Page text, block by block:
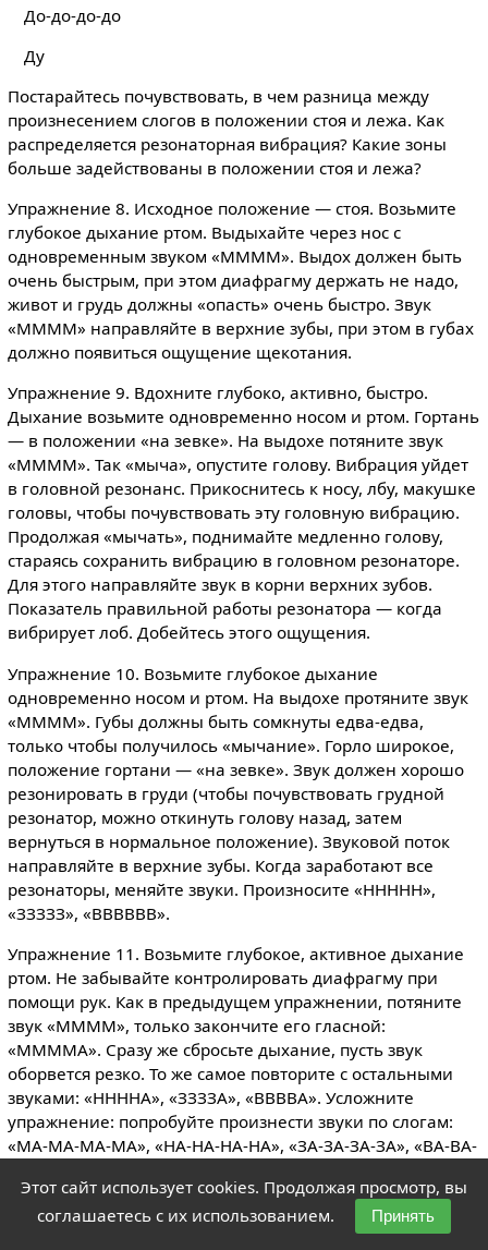
До-до-до-до
Ду
Постарайтесь почувствовать, в чем разница между
произнесением слогов в положении стоя и лежа. Как
распределяется резонаторная вибрация? Какие зоны
больше задействованы в положении стоя и лежа?
Упражнение 8. Исходное положение — стоя. Возьмите
глубокое дыхание ртом. Выдыхайте через нос с
одновременным звуком «ММММ». Выдох должен быть
очень быстрым, при этом диафрагму держать не надо,
живот и грудь должны «опасть» очень быстро. Звук
«ММММ» направляйте в верхние зубы, при этом в губах
должно появиться ощущение щекотания.
Упражнение 9. Вдохните глубоко, активно, быстро.
Дыхание возьмите одновременно носом и ртом. Гортань
— в положении «на зевке». На выдохе потяните звук
«ММММ». Так «мыча», опустите голову. Вибрация уйдет
в головной резонанс. Прикоснитесь к носу, лбу, макушке
головы, чтобы почувствовать эту головную вибрацию.
Продолжая «мычать», поднимайте медленно голову,
стараясь сохранить вибрацию в головном резонаторе.
Для этого направляйте звук в корни верхних зубов.
Показатель правильной работы резонатора — когда
вибрирует лоб. Добейтесь этого ощущения.
Упражнение 10. Возьмите глубокое дыхание
одновременно носом и ртом. На выдохе протяните звук
«ММММ». Губы должны быть сомкнуты едва-едва,
только чтобы получилось «мычание». Горло широкое,
положение гортани — «на зевке». Звук должен хорошо
резонировать в груди (чтобы почувствовать грудной
резонатор, можно откинуть голову назад, затем
вернуться в нормальное положение). Звуковой поток
направляйте в верхние зубы. Когда заработают все
резонаторы, меняйте звуки. Произносите «ННННН»,
«ЗЗЗЗЗ», «ВВВВВВ».
Упражнение 11. Возьмите глубокое, активное дыхание
ртом. Не забывайте контролировать диафрагму при
помощи рук. Как в предыдущем упражнении, потяните
звук «ММММ», только закончите его гласной:
«ММММА». Сразу же сбросьте дыхание, пусть звук
оборвется резко. То же самое повторите с остальными
звуками: «ННННА», «ЗЗЗЗА», «ВВВВА». Усложните
упражнение: попробуйте произнести звуки по слогам:
«МА-МА-МА-МА», «НА-НА-НА-НА», «ЗА-ЗА-ЗА-ЗА», «ВА-ВА-
Упражнение 12. Исходное положение: лежа на спине.
Выполните какое-нибудь упражнение на расслабление.
Этот сайт использует cookies. Продолжая просмотр, вы
соглашаетесь с их использованием.
Принять